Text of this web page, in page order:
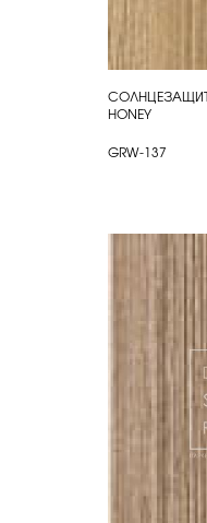
КУПИТЬ
HONEY
GRW-137